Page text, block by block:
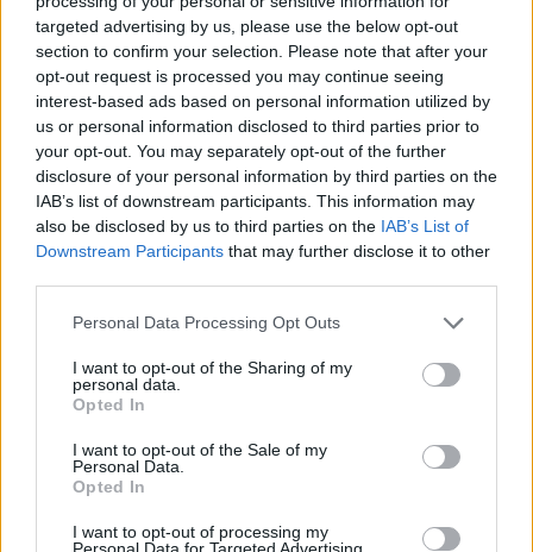
targeted advertising by us, please use the below opt-out
section to confirm your selection. Please note that after your
opt-out request is processed you may continue seeing
interest-based ads based on personal information utilized by
us or personal information disclosed to third parties prior to
your opt-out. You may separately opt-out of the further
disclosure of your personal information by third parties on the
IAB’s list of downstream participants. This information may
also be disclosed by us to third parties on the IAB’s List of
Downstream Participants that may further disclose it to other
Please note that this website/app uses one or more Google
not limited to your visit or usage behaviour. You may click to
grant or deny consent to Google and its third-party tags to
use your data for below specified purposes in below Google
consent section.
Personal Data Processing Opt Outs
I want to opt-out of the Sharing of my
personal data.
Opted In
I want to opt-out of the Sale of my
Personal Data.
Opted In
I want to opt-out of processing my
Personal Data for Targeted Advertising.